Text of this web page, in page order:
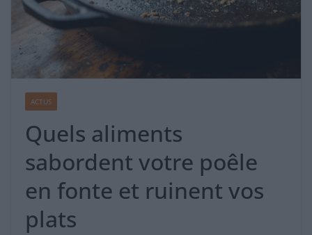
ACTUS
Quels aliments
sabordent votre poêle
en fonte et ruinent vos
plats